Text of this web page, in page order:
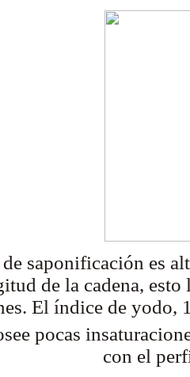
saponificación es
de la cadena,
El índice de yodo,
pocas
con el